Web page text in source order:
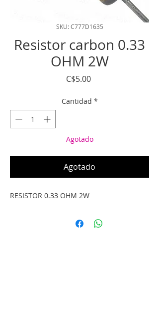
SKU: C777D1635
Resistor carbon 0.33
OHM 2W
C$5.00Precio
Cantidad *
Agotado
Agotado
RESISTOR 0.33 OHM 2W